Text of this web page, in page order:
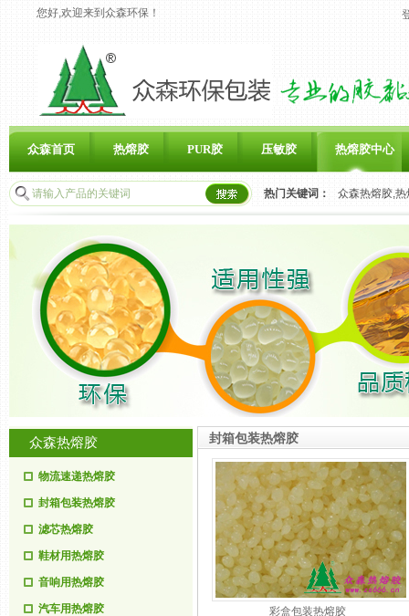
您好,欢迎来到众森环保！
众森首页 热熔胶 PUR胶 压敏胶 热熔胶中心
联系众森 热门关键词： 众森热熔胶,
众森热熔胶
物流速递热熔胶
封箱包装热熔胶
滤芯热熔胶
鞋材用热熔胶
音响用热熔胶
汽车用热熔胶
封箱包装热熔胶
彩盒包装热熔胶